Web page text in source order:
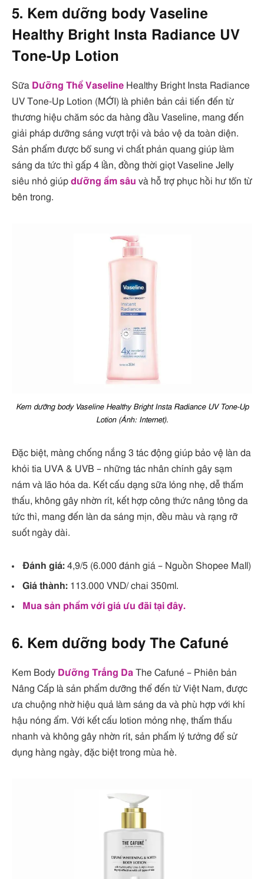
5. Kem dưỡng body Vaseline
Healthy Bright Insta Radiance UV
Tone-Up Lotion
Sữa Dưỡng Thể Vaseline Healthy Bright Insta Radiance
UV Tone-Up Lotion (MỚI) là phiên bản cải tiến đến từ
thương hiệu chăm sóc da hàng đầu Vaseline, mang đến
giải pháp dưỡng sáng vượt trội và bảo vệ da toàn diện.
Sản phẩm được bổ sung vi chất phản quang giúp làm
sáng da tức thì gấp 4 lần, đồng thời giọt Vaseline Jelly
siêu nhỏ giúp dưỡng ẩm sâu và hỗ trợ phục hồi hư tổn từ
bên trong.
Kem dưỡng body Vaseline Healthy Bright Insta Radiance UV Tone-Up
Lotion (Ảnh: Internet).
Đặc biệt, màng chống nắng 3 tác động giúp bảo vệ làn da
khỏi tia UVA & UVB – những tác nhân chính gây sạm
nám và lão hóa da. Kết cấu dạng sữa lỏng nhẹ, dễ thẩm
thấu, không gây nhờn rít, kết hợp công thức nâng tông da
tức thì, mang đến làn da sáng mịn, đều màu và rạng rỡ
suốt ngày dài.
Đánh giá: 4,9/5 (6.000 đánh giá – Nguồn Shopee Mall)
Giá thành: 113.000 VND/ chai 350ml.
Mua sản phẩm với giá ưu đãi tại đây.
6. Kem dưỡng body The Cafuné
Kem Body Dưỡng Trắng Da The Cafuné – Phiên bản
Nâng Cấp là sản phẩm dưỡng thể đến từ Việt Nam, được
ưa chuộng nhờ hiệu quả làm sáng da và phù hợp với khí
hậu nóng ẩm. Với kết cấu lotion mỏng nhẹ, thẩm thấu
nhanh và không gây nhờn rít, sản phẩm lý tưởng để sử
dụng hàng ngày, đặc biệt trong mùa hè.